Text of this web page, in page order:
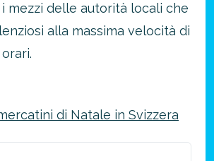
mezzi delle autorità locali che
alla massima velocità di
di Natale in Svizzera